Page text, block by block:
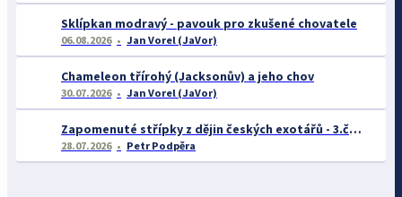
Sklípkan modravý - pavouk pro zkušené chovatele
06.08.2026 Jan Vorel (JaVor)
Chameleon třírohý (Jacksonův) a jeho chov
30.07.2026 Jan Vorel (JaVor)
Zapomenuté střípky z dějin českých exotářů - 3.část
28.07.2026 Petr Podpěra